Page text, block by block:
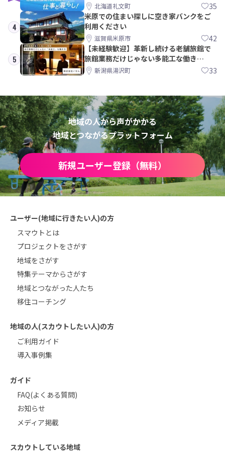
北海道礼文町 35
4
米原での住まい探しに空き家バンクをご
利用ください
滋賀県米原市 42
5
【未経験歓迎】革新し続ける老舗旅館で
旅館業務だけじゃない多能工な働き
方。 株式会社いせん
新潟県湯沢町 33
地域の人から声がかかる
地域とつながるプラットフォーム
新規ユーザー登録（無料）
ユーザー(地域に行きたい人)の方
スマウトとは
プロジェクトをさがす
地域をさがす
特集テーマからさがす
地域とつながった人たち
移住コーチング
地域の人(スカウトしたい人)の方
ご利用ガイド
導入事例集
ガイド
FAQ(よくある質問)
お知らせ
メディア掲載
スカウトしている地域